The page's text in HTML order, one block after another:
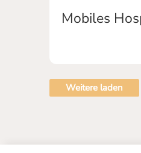
Mobiles
Weitere laden